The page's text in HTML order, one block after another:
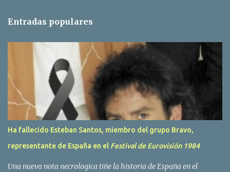
r
s
Entradas populares
Ha fallecido Esteban Santos, miembro del grupo Bravo,
representante de España en el Festival de Eurovisión 1984
Una nueva nota necrologica tiñe la historia de España en el